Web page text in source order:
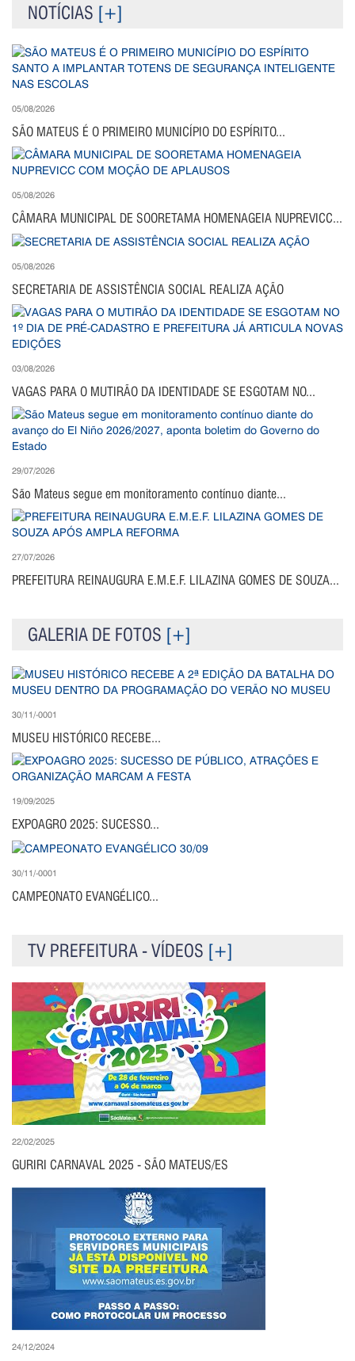
NOTÍCIAS [+]
05/08/2026
SÃO MATEUS É O PRIMEIRO MUNICÍPIO DO ESPÍRITO...
05/08/2026
CÂMARA MUNICIPAL DE SOORETAMA HOMENAGEIA NUPREVICC...
05/08/2026
SECRETARIA DE ASSISTÊNCIA SOCIAL REALIZA AÇÃO
03/08/2026
VAGAS PARA O MUTIRÃO DA IDENTIDADE SE ESGOTAM NO...
29/07/2026
São Mateus segue em monitoramento contínuo diante...
27/07/2026
PREFEITURA REINAUGURA E.M.E.F. LILAZINA GOMES DE SOUZA...
GALERIA DE FOTOS [+]
30/11/-0001
MUSEU HISTÓRICO RECEBE...
19/09/2025
EXPOAGRO 2025: SUCESSO...
30/11/-0001
CAMPEONATO EVANGÉLICO...
TV PREFEITURA - VÍDEOS [+]
22/02/2025
GURIRI CARNAVAL 2025 - SÃO MATEUS/ES
24/12/2024